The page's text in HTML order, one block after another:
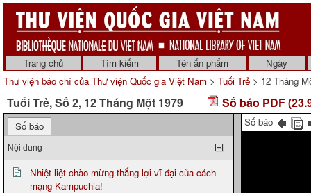
Trang chủ Tìm kiếm Tên ấn phẩm
Ngày
Thư viện báo chí của Thư viện Quốc gia Việt Nam > Tuổi Trẻ > 12 Tháng
Tuổi Trẻ, Số 2, 12 Tháng Một 1979 Số báo PDF
Số báo
Nội dung
Nhiệt liệt chào mừng thắng lợi vĩ đại của cách
mạng Kampuchia!
Số báo